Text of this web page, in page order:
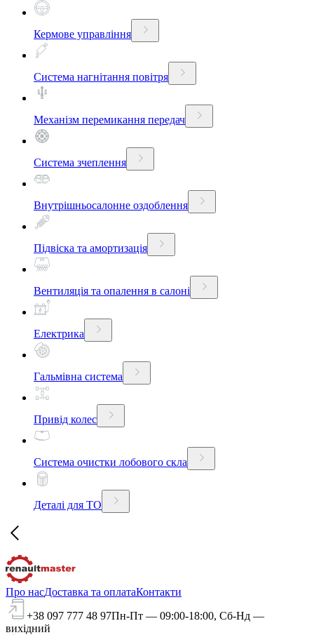
Кермове управління
Система нагнітання повітря
Механізм перемикання передач
Система зчеплення
Внутрішньосалонне оздоблення
Підвіска та амортизація
Вентиляція та опалення в салоні
Електрика
Гальмівна система
Привід колес
Система очистки лобового скла
Деталі для ТО
Про насДоставка та оплатаКонтакти
+38 097 777 48 97Пн-Пт — 09:00-18:00, Сб-Нд —
вихідний